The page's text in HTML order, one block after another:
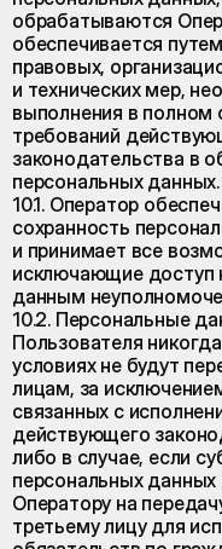
обрабатываются
обеспечивается
правовых,
и технических мер,
выполнения в полном
требований
законодательства в
персональных данных.
10.1. Оператор
сохранность
и принимает все
исключающие доступ
данным
10.2. Персональные
Пользователя
условиях не будут
лицам, за
связанных с
действующего
либо в случае, если
персональных данных
Оператору на
третьему лицу для